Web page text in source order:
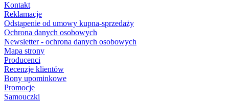
Kontakt
Reklamacje
Odstąpenie od umowy kupna-sprzedaży
Ochrona danych osobowych
Newsletter - ochrona danych osobowych
Mapa strony
Producenci
Recenzje klientów
Bony upominkowe
Promocje
Samouczki